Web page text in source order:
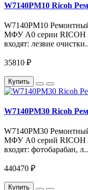
W7140PM10 Ricoh
W7140PM10
МФУ A0 серии RICOH
входят: лезвие очистки..
35810 ₽
Купить
W7140PM30 Ricoh
W7140PM30
МФУ A0 серий RICOH
входят: фотобарабан, л..
440470 ₽
Купить